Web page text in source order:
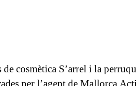
de cosmètica S’arrel i la